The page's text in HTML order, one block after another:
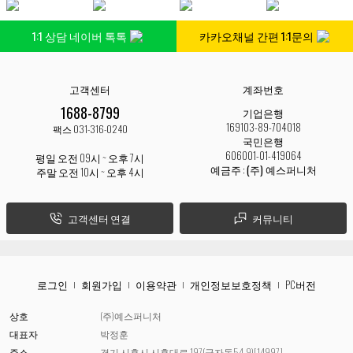
1:1 상담 네이버 톡톡 카카오채널 간편 1:1문의
고객센터
1688-8799
팩스 031-316-0240
평일 오전 09시 ~ 오후 7시
주말 오전 10시 ~ 오후 4시
고객센터 연결
계좌번호
기업은행
169103-89-704018
국민은행
606001-01-419064
예금주 :(주) 예스퍼니처
커뮤니티
로그인 회원가입 이용약관 개인정보보호정책 PC버전
상호
(주)예스퍼니처
대표자
박정훈